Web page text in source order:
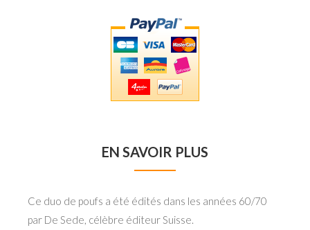
EN SAVOIR PLUS
Ce duo de poufs a été édités dans les années 60/70
par De Sede, célèbre éditeur Suisse.